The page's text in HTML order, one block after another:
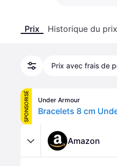
Prix Historique du prix
Prix avec frais de
SPONSORISÉ Under Armour
Amazon